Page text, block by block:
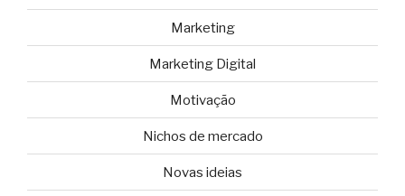
Marketing
Marketing Digital
Motivação
Nichos de mercado
Novas ideias